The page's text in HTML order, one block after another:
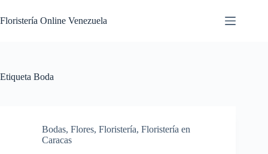
Floristería Online Venezuela
Etiqueta Boda
Bodas, Flores, Floristería, Floristería en
Caracas